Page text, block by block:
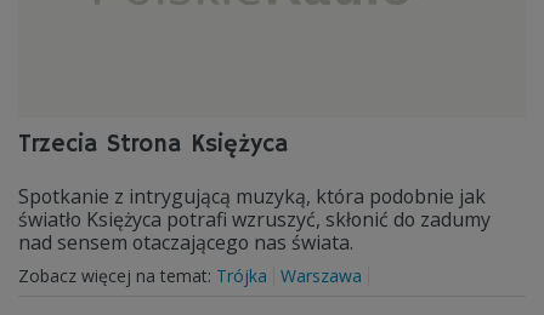
Trzecia Strona Księżyca
Spotkanie z intrygującą muzyką, która podobnie jak
światło Księżyca potrafi wzruszyć, skłonić do zadumy
nad sensem otaczającego nas świata.
Zobacz więcej na temat: Trójka Warszawa